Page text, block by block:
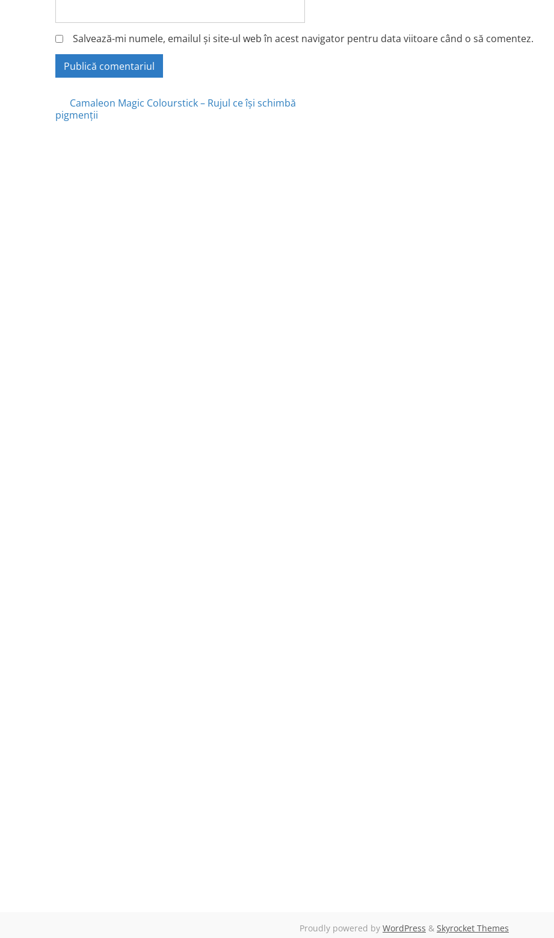
Salvează-mi numele, emailul și site-ul web în acest navigator pentru data viitoare când o să comentez.
Posts
Camaleon Magic Colourstick – Rujul ce își schimbă
pigmenții
Proudly powered by WordPress & Skyrocket Themes